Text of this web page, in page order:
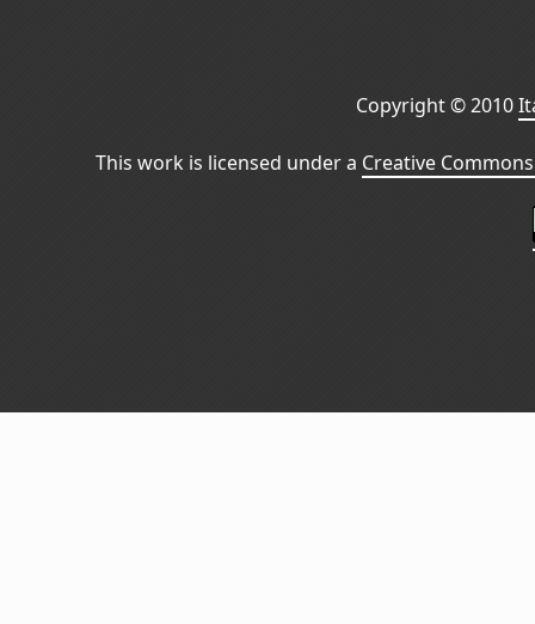
Copyright © 2010
This work is licensed under a Creative